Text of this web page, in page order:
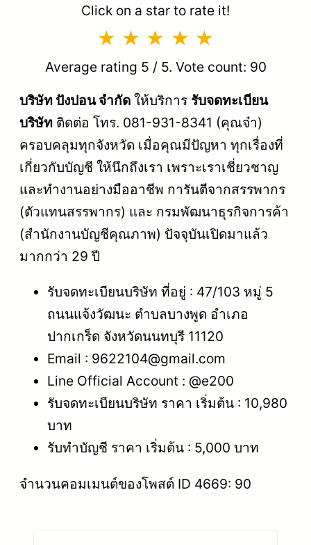
Click on a star to rate it!
Average rating 5 / 5. Vote count: 90
บริษัท ปังปอน จำกัด ให้บริการ รับจดทะเบียน
บริษัท ติดต่อ โทร. 081-931-8341 (คุณจ๋า)
ครอบคลุมทุกจังหวัด เมื่อคุณมีปัญหา ทุกเรื่องที่
เกี่ยวกับบัญชี ให้นึกถึงเรา เพราะเราเชี่ยวชาญ
และทำงานอย่างมืออาชีพ การันตีจากสรรพากร
(ตัวแทนสรรพากร) และ กรมพัฒนาธุรกิจการค้า
(สำนักงานบัญชีคุณภาพ) ปัจจุบันเปิดมาแล้ว
มากกว่า 29 ปี
รับจดทะเบียนบริษัท ที่อยู่ : 47/103 หมู่ 5
ถนนแจ้งวัฒนะ ตำบลบางพูด อำเภอ
ปากเกร็ด จังหวัดนนทบุรี 11120
Email : 9622104@gmail.com
Line Official Account : @e200
รับจดทะเบียนบริษัท ราคา เริ่มต้น : 10,980
บาท
รับทำบัญชี ราคา เริ่มต้น : 5,000 บาท
จำนวนคอมเมนต์ของโพสต์ ID 4669: 90